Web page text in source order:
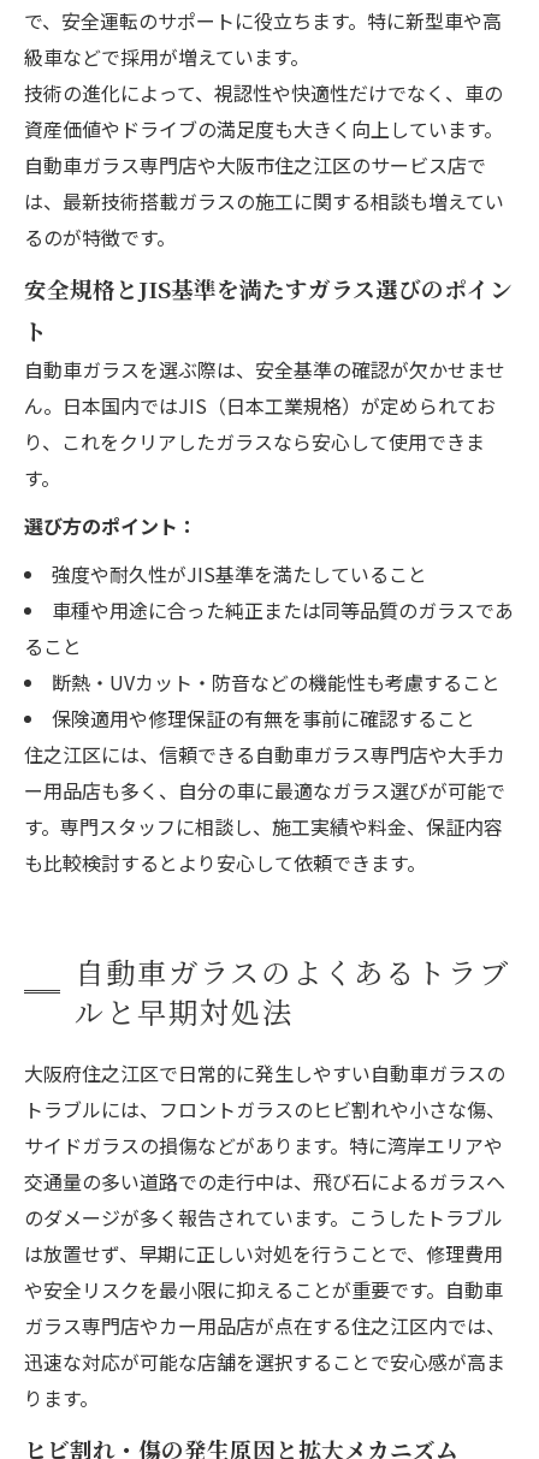
で、安全運転のサポートに役立ちます。特に新型車や高
級車などで採用が増えています。
技術の進化によって、視認性や快適性だけでなく、車の
資産価値やドライブの満足度も大きく向上しています。
自動車ガラス専門店や大阪市住之江区のサービス店で
は、最新技術搭載ガラスの施工に関する相談も増えてい
るのが特徴です。
安全規格とJIS基準を満たすガラス選びのポイン
ト
自動車ガラスを選ぶ際は、安全基準の確認が欠かせませ
ん。日本国内ではJIS（日本工業規格）が定められてお
り、これをクリアしたガラスなら安心して使用できま
す。
選び方のポイント：
強度や耐久性がJIS基準を満たしていること
車種や用途に合った純正または同等品質のガラスであ
ること
断熱・UVカット・防音などの機能性も考慮すること
保険適用や修理保証の有無を事前に確認すること
住之江区には、信頼できる自動車ガラス専門店や大手カ
ー用品店も多く、自分の車に最適なガラス選びが可能で
す。専門スタッフに相談し、施工実績や料金、保証内容
も比較検討するとより安心して依頼できます。
自動車ガラスのよくあるトラブ
ルと早期対処法
大阪府住之江区で日常的に発生しやすい自動車ガラスの
トラブルには、フロントガラスのヒビ割れや小さな傷、
サイドガラスの損傷などがあります。特に湾岸エリアや
交通量の多い道路での走行中は、飛び石によるガラスへ
のダメージが多く報告されています。こうしたトラブル
は放置せず、早期に正しい対処を行うことで、修理費用
や安全リスクを最小限に抑えることが重要です。自動車
ガラス専門店やカー用品店が点在する住之江区内では、
迅速な対応が可能な店舗を選択することで安心感が高ま
ります。
ヒビ割れ・傷の発生原因と拡大メカニズム